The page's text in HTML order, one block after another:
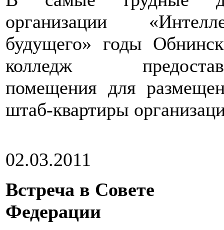
организации
будущего» годы
колледж
помещения для
штаб-квартиры
02.03.2011
Встреча в Совете
Федерации